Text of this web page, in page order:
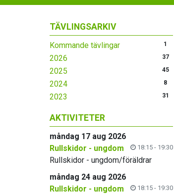
TÄVLINGSARKIV
Kommande tävlingar 1
2026 37
2025 45
2024 8
2023 31
AKTIVITETER
måndag 17 aug 2026
Rullskidor - ungdom
18:15 - 19:30
Rullskidor - ungdom/föräldrar
måndag 24 aug 2026
Rullskidor - ungdom
18:15 - 19:30